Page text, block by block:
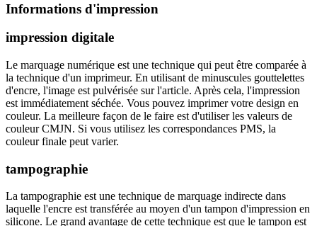
Informations d'impression
impression digitale
Le marquage numérique est une technique qui peut être comparée à
la technique d'un imprimeur. En utilisant de minuscules gouttelettes
d'encre, l'image est pulvérisée sur l'article. Après cela, l'impression
est immédiatement séchée. Vous pouvez imprimer votre design en
couleur. La meilleure façon de le faire est d'utiliser les valeurs de
couleur CMJN. Si vous utilisez les correspondances PMS, la
couleur finale peut varier.
tampographie
La tampographie est une technique de marquage indirecte dans
laquelle l'encre est transférée au moyen d'un tampon d'impression en
silicone. Le grand avantage de cette technique est que le tampon est